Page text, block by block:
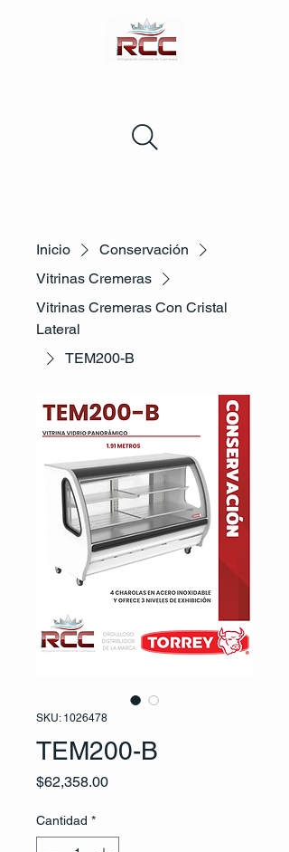
Inicio
Conservación
Vitrinas Cremeras
Vitrinas Cremeras Con Cristal
Lateral
TEM200-B
SKU: 1026478
TEM200-B
$62,358.00Precio
Cantidad *